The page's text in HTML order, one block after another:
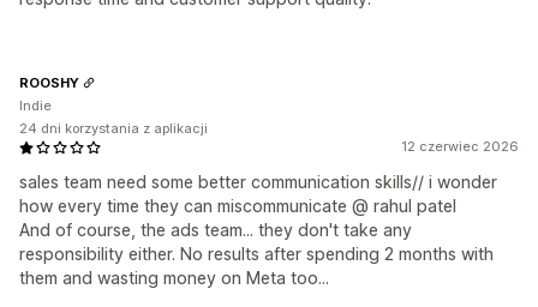
12 czerwiec 2026
sales team need some better communication skills// i wonder
how every time they can miscommunicate @ rahul patel
And of course, the ads team... they don't take any
responsibility either. No results after spending 2 months with
them and wasting money on Meta too...
ROOSHY
Indie
24 dni korzystania z aplikacji